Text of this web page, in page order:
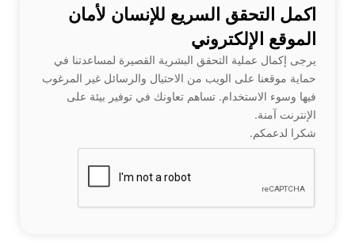
اكمل التحقق السريع للإنسان لأمان
الموقع الإلكتروني
يرجى إكمال عملية التحقق البشرية القصيرة لمساعدتنا في
حماية موقعنا على الويب من الاحتيال والرسائل غير المرغوب
فيها وسوء الاستخدام. تساهم تعاونك في توفير بيئة على
الإنترنت آمنة.
شكرا لدعمكم.